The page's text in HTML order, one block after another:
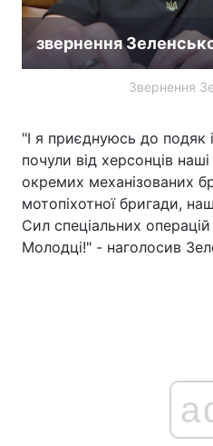
звернення
Звернення
"І я приєднуюсь до подяк
почули від херсонців наші
окремих механізованих
мотопіхотної бригади,
Сил спеціальних операцій
Молодці!" - наголосив